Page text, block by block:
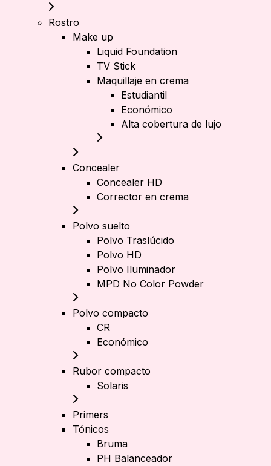
Rostro
Make up
Liquid Foundation
TV Stick
Maquillaje en crema
Estudiantil
Económico
Alta cobertura de lujo
Concealer
Concealer HD
Corrector en crema
Polvo suelto
Polvo Traslúcido
Polvo HD
Polvo Iluminador
MPD No Color Powder
Polvo compacto
CR
Económico
Rubor compacto
Solaris
Primers
Tónicos
Bruma
PH Balanceador